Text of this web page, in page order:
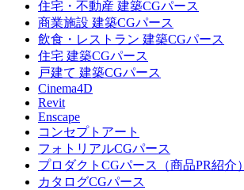
住宅・不動産 建築CGパース
商業施設 建築CGパース
飲食・レストラン 建築CGパース
住宅 建築CGパース
戸建て 建築CGパース
Cinema4D
Revit
Enscape
コンセプトアート
フォトリアルCGパース
プロダクトCGパース（商品PR紹介）
カタログCGパース